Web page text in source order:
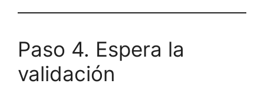
Paso 4. Espera la
validación